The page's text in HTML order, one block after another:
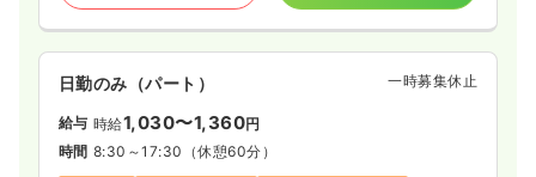
日勤のみ（パート） 一時募集休止
給与 時給1,030〜1,360円
時間 8:30～17:30 （休憩60分）